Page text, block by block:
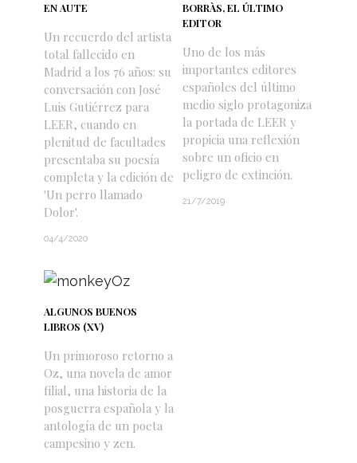
EN AUTE
Un recuerdo del artista
total fallecido en
Madrid a los 76 años: su
conversación con José
Luis Gutiérrez para
LEER, cuando en
plenitud de facultades
presentaba su poesía
completa y la edición de
'Un perro llamado
Dolor'.
04/4/2020
BORRÀS, EL ÚLTIMO
EDITOR
Uno de los más
importantes editores
españoles del último
medio siglo protagoniza
la portada de LEER y
propicia una reflexión
sobre un oficio en
peligro de extinción.
21/7/2019
ALGUNOS BUENOS
LIBROS (XV)
Un primoroso retorno a
Oz, una novela de amor
filial, una historia de la
posguerra española y la
antología de un poeta
campesino y zen.